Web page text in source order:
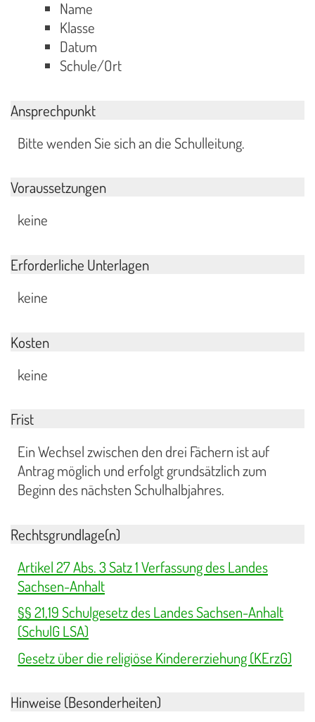
Name
Klasse
Datum
Schule/Ort
Ansprechpunkt
Bitte wenden Sie sich an die Schulleitung.
Voraussetzungen
keine
Erforderliche Unterlagen
keine
Kosten
keine
Frist
Ein Wechsel zwischen den drei Fächern ist auf
Antrag möglich und erfolgt grundsätzlich zum
Beginn des nächsten Schulhalbjahres.
Rechtsgrundlage(n)
Artikel 27 Abs. 3 Satz 1 Verfassung des Landes
Sachsen-Anhalt
§§ 21,19 Schulgesetz des Landes Sachsen-Anhalt
(SchulG LSA)
Gesetz über die religiöse Kindererziehung (KErzG)
Hinweise (Besonderheiten)